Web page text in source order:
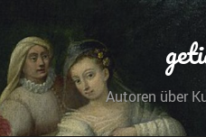
Autoren über